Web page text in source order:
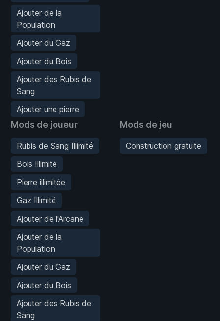
Ajouter de la
Population
Ajouter du Gaz
Ajouter du Bois
Ajouter des Rubis de
Sang
Ajouter une pierre
Mods de joueur
Rubis de Sang Illimité
Bois Illimité
Pierre illimitée
Gaz Illimité
Ajouter de l'Arcane
Ajouter de la
Population
Ajouter du Gaz
Ajouter du Bois
Ajouter des Rubis de
Sang
Mods de jeu
Construction gratuite